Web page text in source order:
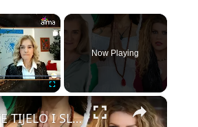
×
Fullscreen
Now Playing
×
PITAJTE TIJELO I SLUŠAJTE ODGOVORE! / MR. SC. MAJA ŠEGOVIĆ KLIP